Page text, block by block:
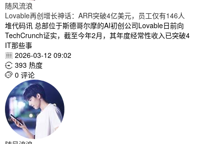
随风流浪
Lovable再创增长神话：ARR突破4亿美元，员工仅有146人
堆代码讯 总部位于斯德哥尔摩的AI初创公司Lovable日前向
TechCrunch证实，截至今年2月，其年度经常性收入已突破4
IT那些事
 2026-03-12 09:02
 393 热度
 0 评论